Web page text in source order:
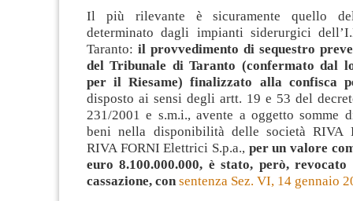
Il più rilevante è sicuramente quello
determinato dagli impianti siderurgici
Taranto: il provvedimento di sequestro
del Tribunale di Taranto (confermato dal
per il Riesame) finalizzato alla confisca
disposto ai sensi degli artt. 19 e 53 del
231/2001 e s.m.i., avente a oggetto somme
beni nella disponibilità delle società RIVA
RIVA FORNI Elettrici S.p.a., per un valore
euro 8.100.000.000, è stato, però,
cassazione, con sentenza Sez. VI, 14 gennaio